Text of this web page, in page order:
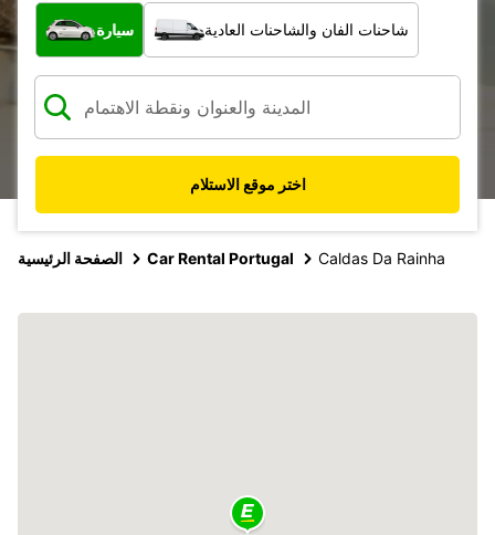
ما نوع المركبة؟
سيارة شاحنات الفان والشاحنات العادية
اختر موقع الاستلام
الصفحة الرئيسية Car Rental Portugal Caldas Da Rainha